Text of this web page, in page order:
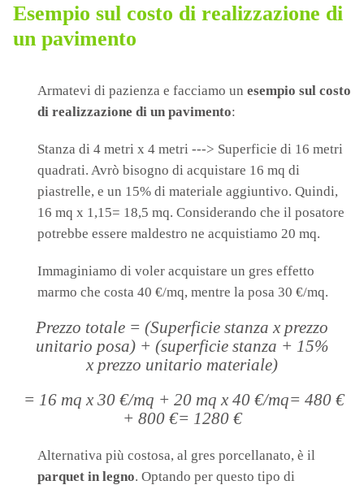
Esempio sul costo di realizzazione di
un pavimento
Armatevi di pazienza e facciamo un esempio sul costo
di realizzazione di un pavimento:
Stanza di 4 metri x 4 metri ---> Superficie di 16 metri
quadrati. Avrò bisogno di acquistare 16 mq di
piastrelle, e un 15% di materiale aggiuntivo. Quindi,
16 mq x 1,15= 18,5 mq. Considerando che il posatore
potrebbe essere maldestro ne acquistiamo 20 mq.
Immaginiamo di voler acquistare un gres effetto
marmo che costa 40 €/mq, mentre la posa 30 €/mq.
Prezzo totale = (Superficie stanza x prezzo
unitario posa) + (superficie stanza + 15%
x prezzo unitario materiale)
= 16 mq x 30 €/mq + 20 mq x 40 €/mq= 480 €
+ 800 €= 1280 €
Alternativa più costosa, al gres porcellanato, è il
parquet in legno. Optando per questo tipo di